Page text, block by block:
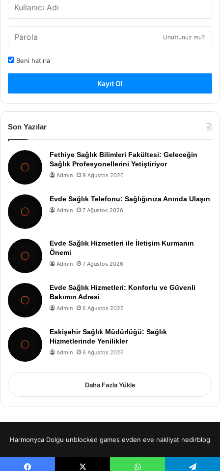
Unuttunuz mu?
Beni hatırla
Kayıt Ol
Son Yazılar
Fethiye Sağlık Bilimleri Fakültesi: Geleceğin
Sağlık Profesyonellerini Yetiştiriyor
Admin 8 Ağustos 2026
Evde Sağlık Telefonu: Sağlığınıza Anında Ulaşın
Admin 7 Ağustos 2026
Evde Sağlık Hizmetleri ile İletişim Kurmanın
Önemi
Admin 7 Ağustos 2026
Evde Sağlık Hizmetleri: Konforlu ve Güvenli
Bakımın Adresi
Admin 6 Ağustos 2026
Eskişehir Sağlık Müdürlüğü: Sağlık
Hizmetlerinde Yenilikler
Admin 6 Ağustos 2026
Daha Fazla Yükle
Harmonyca Dolgu unblocked games evden eve nakliyat nedirblog